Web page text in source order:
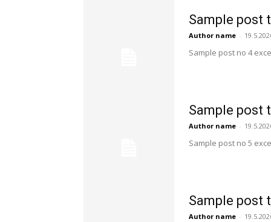
Sample post
Author name -
Sample post no 4
Sample post
Author name -
Sample post no 5
Sample post
Author name -